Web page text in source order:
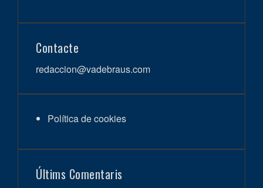
Contacte
redaccion@vadebraus.com
Política de cookies
Últims Comentaris